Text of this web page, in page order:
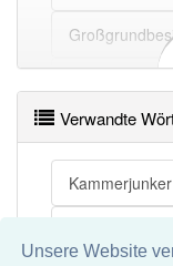
Unsere Website
Ritterschlag
Fahnenjunker
Verwandte
Kammerjunker